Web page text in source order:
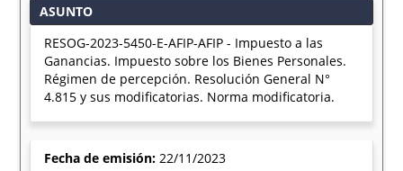
ASUNTO
RESOG-2023-5450-E-AFIP-AFIP - Impuesto a las
Ganancias. Impuesto sobre los Bienes Personales.
Régimen de percepción. Resolución General N°
4.815 y sus modificatorias. Norma modificatoria.
Fecha de emisión:22/11/2023